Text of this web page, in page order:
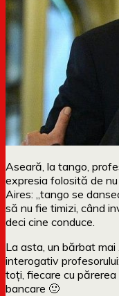
Aseară, la tango,
expresia folosită de
Aires: „tango se
să nu fie timizi, când
deci cine conduce.
La asta, un bărbat
interogativ
toți, fiecare cu
bancare 🙂